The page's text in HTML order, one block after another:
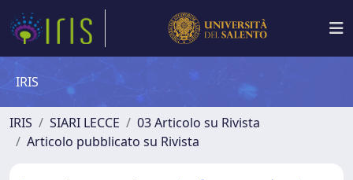
IRIS
IRIS SIARI LECCE
03 Articolo su Rivista
Articolo pubblicato su Rivista